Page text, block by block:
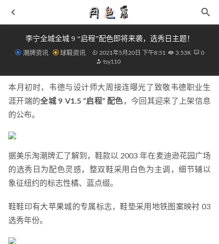
李宁全城全城 9 “启程”配色即将来袭，选秀日主题！
潮牌资讯 球鞋资讯 2021年5月20日 下午8:51 3.53K
0
tsy110
本月初时，韦德与设计师大周接连曝光了致敬韦德职业生
涯开端的全城 9 V1.5 “启程” 配色，今回其迎来了上架信息
的公布。
据美乐淘潮牌汇了解到，鞋款以 2003 年在麦迪逊花园广场
的选秀日为配色灵感，整双鞋采用白色为主调，细节辅以
象征纽约的标志性橘、蓝点缀。
鞋鞋印有大苹果城的专属标志，鞋垫采用地铁图案映衬 03
选秀年份。
最新款得物订单截图生成 纯p图毒订单无痕迹
能「吹哨」的鞋！？New Balance 联名款玩味十足！ 2022-
05-04
泰国青草膏气味独特 效果好 2019-07-16
Paraboot x Drake’s 全新联名鞋款系列即将上市 2021-09-04